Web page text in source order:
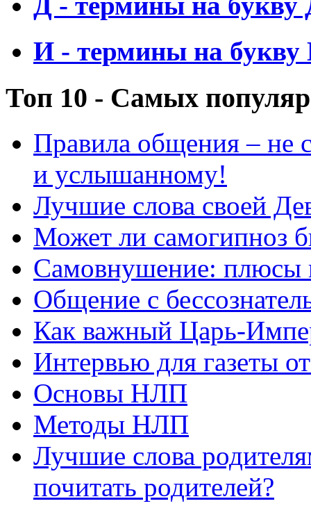
И - термины на букву
Топ 10 - Самых
Правила общения – не
и услышанному!
Лучшие слова своей
Может ли самогипноз
Самовнушение: плюсы
Общение с
Как важный Царь-
Интервью для газеты
Основы НЛП
Методы НЛП
Лучшие слова
почитать родителей?